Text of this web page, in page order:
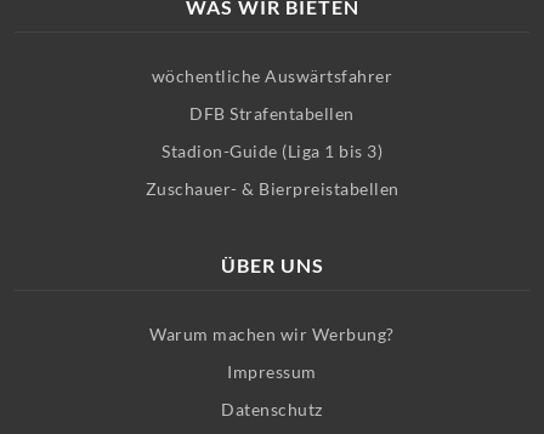
WAS WIR BIETEN
wöchentliche Auswärtsfahrer
DFB Strafentabellen
Stadion-Guide (Liga 1 bis 3)
Zuschauer- & Bierpreistabellen
ÜBER UNS
Warum machen wir Werbung?
Impressum
Datenschutz